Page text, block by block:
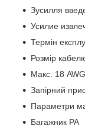
Зусилля
Усилие
Термін
Розмір
Макс. 18 AWG
Запірний
Параметри
Багажник PA